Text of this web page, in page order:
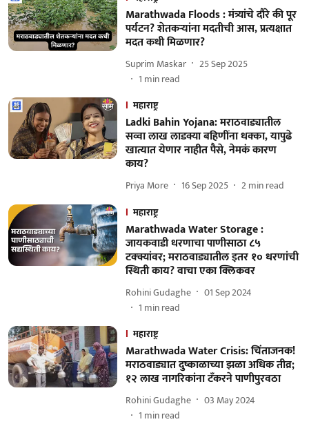
Marathwada Floods : मंत्र्यांचे दौरे की पूर
पर्यटन? शेतकऱ्यांना मदतीची आस, प्रत्यक्षात
मदत कधी मिळणार?
Suprim Maskar
25 Sep 2025
1 min read
महाराष्ट्र
Ladki Bahin Yojana: मराठवाड्यातील
सव्वा लाख लाडक्या बहिणींना धक्का, यापुढे
खात्यात येणार नाहीत पैसे, नेमकं कारण
काय?
Priya More 16 Sep 2025 2min read
महाराष्ट्र
Marathwada Water Storage :
जायकवाडी धरणाचा पाणीसाठा ८५
टक्क्यांवर; मराठवाड्यातील इतर १० धरणांची
स्थिती काय? वाचा एका क्लिकवर
Rohini Gudaghe
01 Sep 2024
1 min read
महाराष्ट्र
Marathwada Water Crisis: चिंताजनक!
मराठवाड्यात दुष्काळाच्या झळा अधिक तीव्र;
१२ लाख नागरिकांना टँकरने पाणीपुरवठा
Rohini Gudaghe
03 May 2024
1 min read